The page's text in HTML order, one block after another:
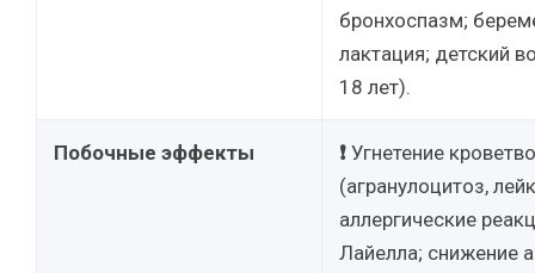
бронхоспазм;
лактация; детский
18 лет).
Побочные эффекты ❗ Угнетение
(агранулоцитоз,
аллергические
Лайелла; снижение